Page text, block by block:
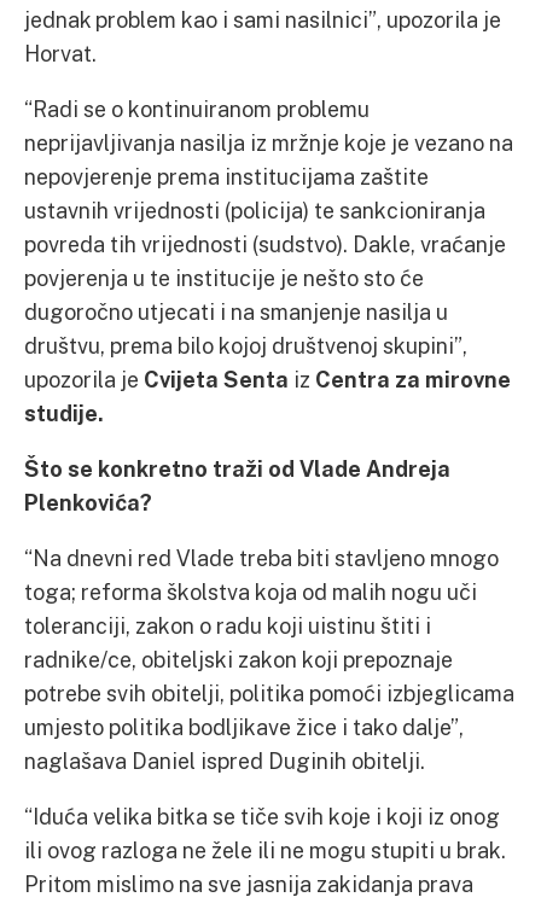
jednak problem kao i sami nasilnici”, upozorila je
Horvat.
“Radi se o kontinuiranom problemu
neprijavljivanja nasilja iz mržnje koje je vezano na
nepovjerenje prema institucijama zaštite
ustavnih vrijednosti (policija) te sankcioniranja
povreda tih vrijednosti (sudstvo). Dakle, vraćanje
povjerenja u te institucije je nešto sto će
dugoročno utjecati i na smanjenje nasilja u
društvu, prema bilo kojoj društvenoj skupini”,
upozorila je Cvijeta Senta iz Centra za mirovne
studije.
Što se konkretno traži od Vlade Andreja
Plenkovića?
“Na dnevni red Vlade treba biti stavljeno mnogo
toga; reforma školstva koja od malih nogu uči
toleranciji, zakon o radu koji uistinu štiti i
radnike/ce, obiteljski zakon koji prepoznaje
potrebe svih obitelji, politika pomoći izbjeglicama
umjesto politika bodljikave žice i tako dalje”,
naglašava Daniel ispred Duginih obitelji.
“Iduća velika bitka se tiče svih koje i koji iz onog
ili ovog razloga ne žele ili ne mogu stupiti u brak.
Pritom mislimo na sve jasnija zakidanja prava